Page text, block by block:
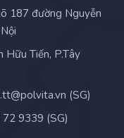
187 đường Nguyễn
Hữu Tiến, P.Tây
(SG)
9339 (SG)